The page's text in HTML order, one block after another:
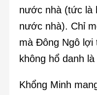
nước nhà (tức là
nước nhà). Chỉ
mà Đông Ngô lợi
không hổ danh
Khổng Minh